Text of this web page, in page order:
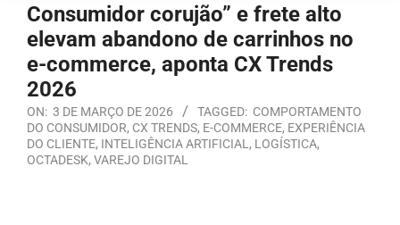
Consumidor corujão” e frete alto
elevam abandono de carrinhos no
e-commerce, aponta CX Trends
2026
ON: 3 DE MARÇO DE 2026 TAGGED: COMPORTAMENTO
DO CONSUMIDOR, CX TRENDS, E-COMMERCE, EXPERIÊNCIA
DO CLIENTE, INTELIGÊNCIA ARTIFICIAL , LOGÍSTICA,
OCTADESK, VAREJO DIGITAL